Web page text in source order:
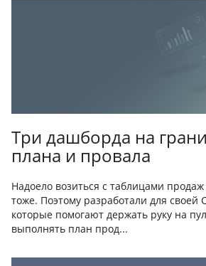
Три дашборда на
плана и провала
Надоело возиться с таблицами
тоже. Поэтому разработали для своей
которые помогают держать руку на
выполнять план прод...